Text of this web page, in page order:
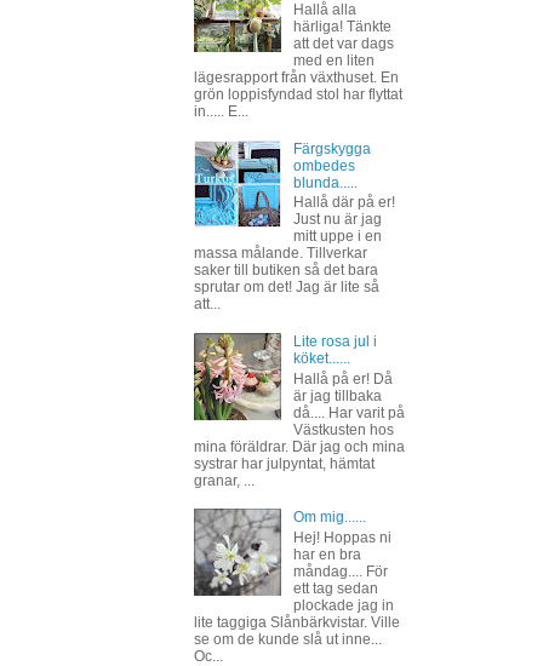
Hallå alla
härliga! Tänkte
att det var dags
med en liten
lägesrapport från växthuset. En
grön loppisfyndad stol har flyttat
in..... E...
Färgskygga
ombedes
blunda.....
Hallå där på er!
Just nu är jag
mitt uppe i en
massa målande. Tillverkar
saker till butiken så det bara
sprutar om det! Jag är lite så
att...
Lite rosa jul i
köket......
Hallå på er! Då
är jag tillbaka
då.... Har varit på
Västkusten hos
mina föräldrar. Där jag och mina
systrar har julpyntat, hämtat
granar, ...
Om mig......
Hej! Hoppas ni
har en bra
måndag.... För
ett tag sedan
plockade jag in
lite taggiga Slånbärkvistar. Ville
se om de kunde slå ut inne...
Oc...